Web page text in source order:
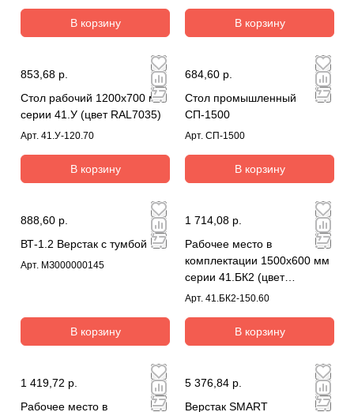
В корзину В корзину
853,68 р.
Стол рабочий 1200х700 мм
серии 41.У (цвет RAL7035)
Арт. 41.У-120.70
В корзину
684,60 р.
Стол промышленный
СП-1500
Арт. СП-1500
В корзину
888,60 р.
ВТ-1.2 Верстак с тумбой
Арт. МЗ000000145
В корзину
1 714,08 р.
Рабочее место в
комплектации 1500х600 мм
серии 41.БК2 (цвет
RAL7035)
Арт. 41.БК2-150.60
В корзину
1 419,72 р.
Рабочее место в
5 376,84 р.
Верстак SMART